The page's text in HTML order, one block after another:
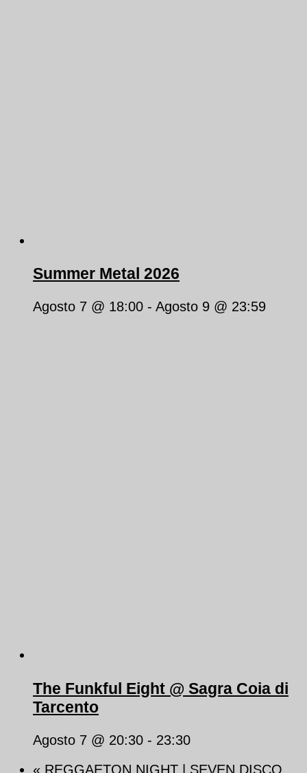
Summer Metal 2026
Agosto 7 @ 18:00 - Agosto 9 @ 23:59
The Funkful Eight @ Sagra Coia di
Tarcento
Agosto 7 @ 20:30 - 23:30
« REGGAETON NIGHT | SEVEN DISCO